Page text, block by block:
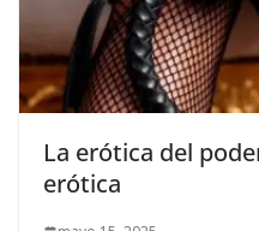
La erótica del
erótica